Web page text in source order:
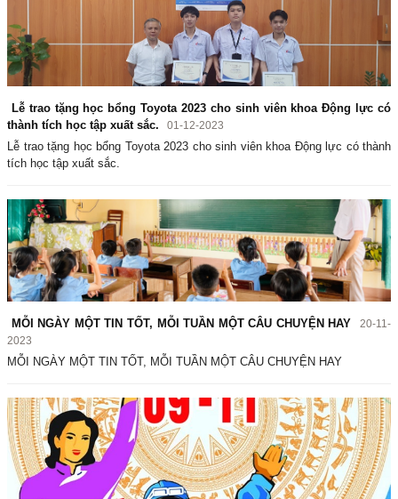
Lễ trao tặng học bổng Toyota 2023 cho sinh viên khoa Động lực có
thành tích học tập xuất sắc.
01-12-2023
Lễ trao tặng học bổng Toyota 2023 cho sinh viên khoa Động lực có thành
tích học tập xuất sắc.
MỖI NGÀY MỘT TIN TỐT, MỖI TUẦN MỘT CÂU CHUYỆN HAY
20-11-
2023
MỖI NGÀY MỘT TIN TỐT, MỖI TUẦN MỘT CÂU CHUYỆN HAY